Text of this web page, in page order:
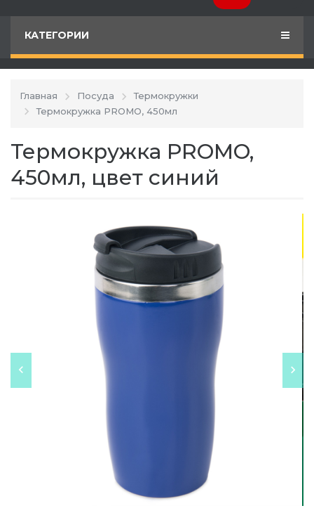
КАТЕГОРИИ
Главная Посуда
Термокружки
Термокружка PROMO, 450мл
Термокружка PROMO,
450мл, цвет синий